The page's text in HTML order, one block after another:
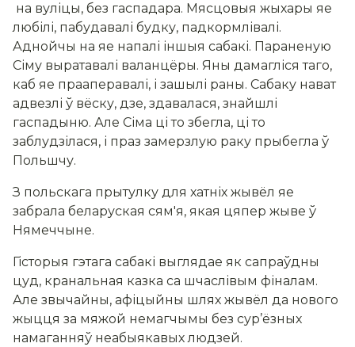
на вуліцы, без гаспадара. Мясцовыя жыхары яе
любілі, пабудавалі будку, падкормлівалі.
Аднойчы на яе напалі іншыя сабакі. Параненую
Сіму выратавалі валанцёры. Яны дамагліся таго,
каб яе прааперавалі, і зашылі раны. Сабаку нават
адвезлі ў вёску, дзе, здавалася, знайшлі
гаспадыню. Але Сіма ці то збегла, ці то
заблудзілася, і праз замерзлую раку прыбегла ў
Польшчу.
З польскага прытулку для хатніх жывёл яе
забрала беларуская сям'я, якая цяпер жыве ў
Нямеччыне.
Гісторыя гэтага сабакі выглядае як сапраўдны
цуд, кранальная казка са шчаслівым фіналам.
Але звычайны, афіцыйны шлях жывёл да нового
жыцця за мяжой немагчымы без сур’ёзных
намаганняў неабыякавых людзей.